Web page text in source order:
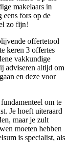
makelaars in
eens fors op de
zo fijn!
offertetool
keren 3 offertes
vakkundige
adviseren altijd om
en deze voor
om te
Je hoeft uiteraard
maar je zult
moeten hebben
is specialist, als